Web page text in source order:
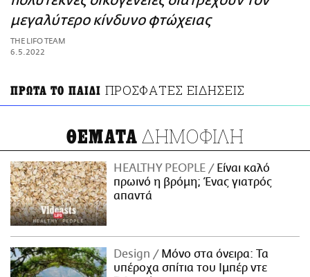
ΑΜΠΑ
PRINT
μεγαλύτερο κίνδυνο φτώχειας
THE LIFO TEAM
6.5.2022
ΠΡΩΤΑ ΤΟ ΠΑΙΔΙ ΠΡΟΣΦΑΤΕΣ ΕΙΔΗΣΕΙΣ
ΘΕΜΑΤΑ ΔΗΜΟΦΙΛΗ
HEALTHY PEOPLE
Είναι καλό
πρωινό η βρόμη; Ένας γιατρός
απαντά
Design
Μόνο στα όνειρα: Τα
υπέροχα σπίτια του Ιμπέρ ντε